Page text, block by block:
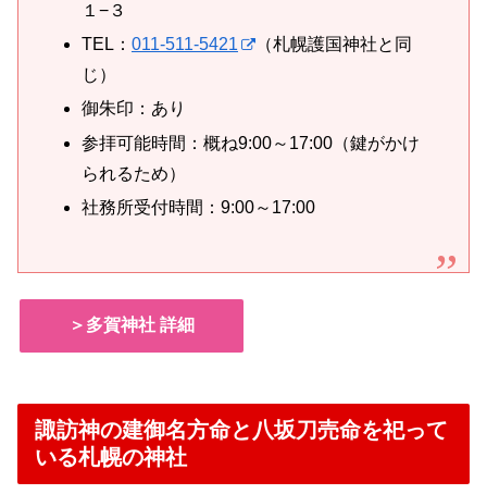
１−３
TEL： 011-511-5421
（札幌護国神社と同
じ）
御朱印：あり
参拝可能時間：概ね9:00～17:00（鍵がかけ
られるため）
社務所受付時間：9:00～17:00
＞多賀神社 詳細
諏訪神の建御名方命と八坂刀売命を祀って
いる札幌の神社